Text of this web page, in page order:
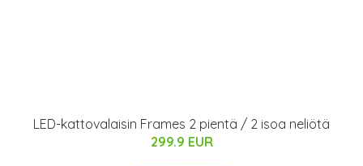
LED-kattovalaisin Frames 2 pientä / 2 isoa neliötä
299.9 EUR